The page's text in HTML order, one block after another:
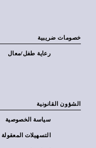
خصومات ضريبية
رعاية طفل/معال
الشؤون القانونية
سياسة الخصوصية
التسهيلات المعقولة